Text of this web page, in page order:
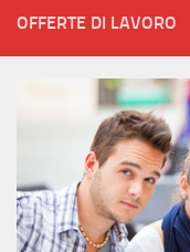
OFFERTE DI LAVORO